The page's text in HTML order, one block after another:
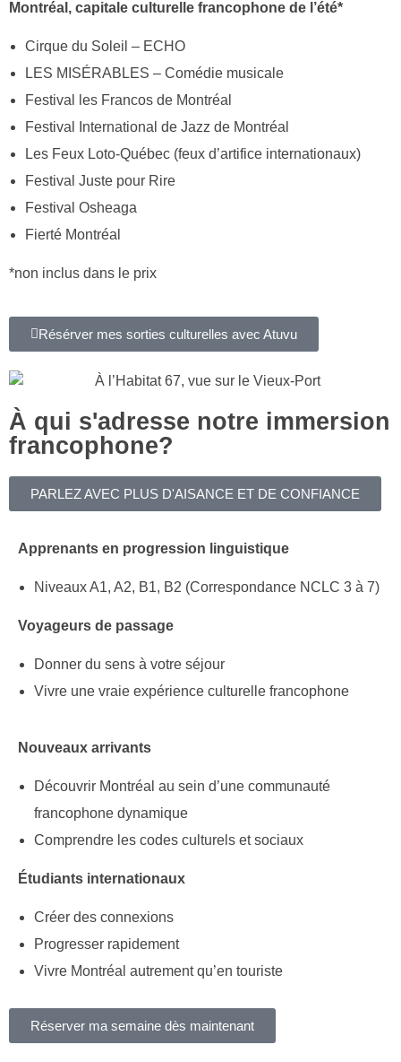
Montréal, capitale culturelle francophone de l’été*
Cirque du Soleil – ECHO
LES MISÉRABLES – Comédie musicale
Festival les Francos de Montréal
Festival International de Jazz de Montréal
Les Feux Loto-Québec (feux d’artifice internationaux)
Festival Juste pour Rire
Festival Osheaga
Fierté Montréal
*non inclus dans le prix
Résérver mes sorties culturelles avec Atuvu
À qui s'adresse notre immersion
francophone?
PARLEZ AVEC PLUS D'AISANCE ET DE CONFIANCE
Apprenants en progression linguistique
Niveaux A1, A2, B1, B2 (Correspondance NCLC 3 à 7)
Voyageurs de passage
Donner du sens à votre séjour
Vivre une vraie expérience culturelle francophone
Nouveaux arrivants
Découvrir Montréal au sein d’une communauté
francophone dynamique
Comprendre les codes culturels et sociaux
Étudiants internationaux
Créer des connexions
Progresser rapidement
Vivre Montréal autrement qu’en touriste
Réserver ma semaine dès maintenant